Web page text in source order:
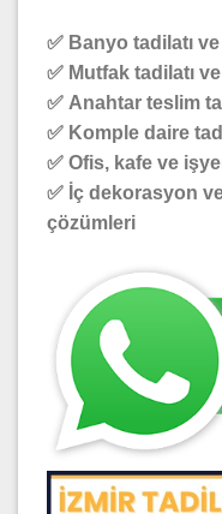
✅ Banyo tadilatı
✅ Mutfak tadilatı
✅ Anahtar teslim
✅ Komple daire
✅ Ofis, kafe ve
✅ İç dekorasyon
çözümleri